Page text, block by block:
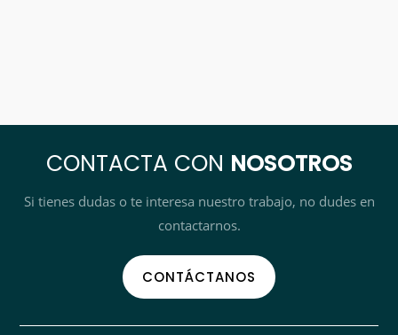
CONTACTA CON NOSOTROS
Si tienes dudas o te interesa nuestro trabajo, no dudes en
contactarnos.
CONTÁCTANOS